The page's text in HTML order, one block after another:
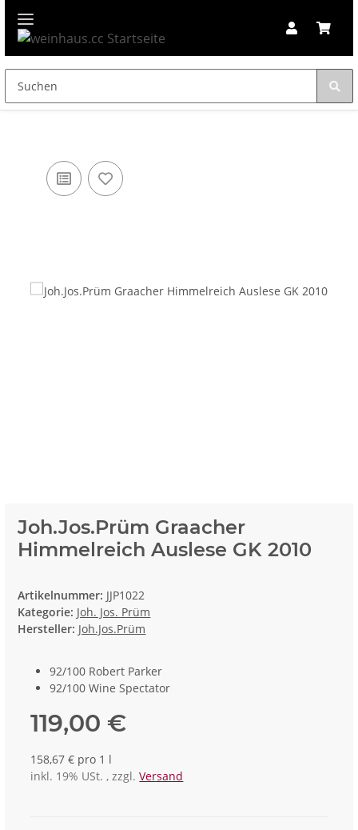
Joh.Jos.Prüm Graacher
Himmelreich Auslese GK 2010
Artikelnummer: JJP1022
Kategorie: Joh. Jos. Prüm
Hersteller: Joh.Jos.Prüm
92/100 Robert Parker
92/100 Wine Spectator
119,00 €
158,67 € pro 1 l
inkl. 19% USt. , zzgl.Versand